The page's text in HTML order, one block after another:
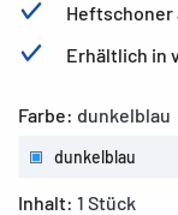
Heftschoner
Erhältlich in
Farbe: dunkelblau
dunkelblau
Inhalt: 1 Stück